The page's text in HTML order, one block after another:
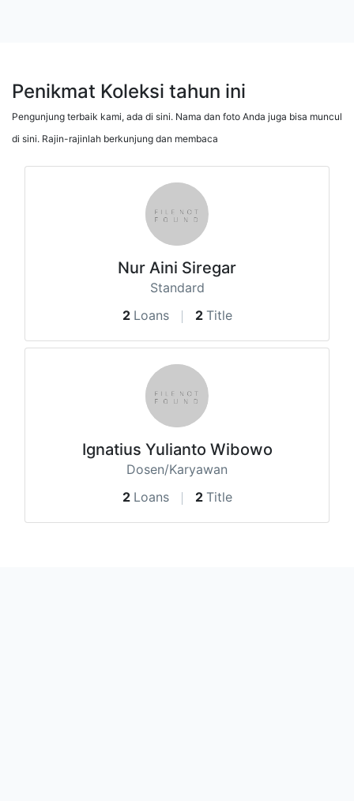
Penikmat Koleksi tahun ini
Pengunjung terbaik kami, ada di sini. Nama dan foto Anda juga bisa muncul
di sini. Rajin-rajinlah berkunjung dan membaca
Nur Aini Siregar
Standard
2 Loans 2 Title
Ignatius Yulianto Wibowo
Dosen/Karyawan
2 Loans 2 Title